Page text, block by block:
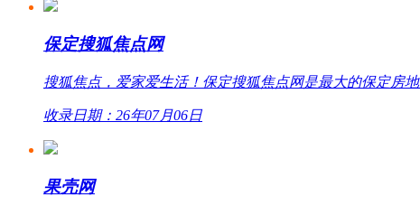
保定搜狐焦点网
搜狐焦点，爱家爱生活！保定搜狐焦点网是最大的保定房
收录日期：26年07月06日
果壳网